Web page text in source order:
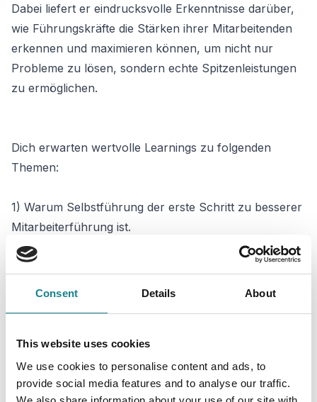
Consent Details About
This website uses cookies
We use cookies to personalise content and ads, to
provide social media features and to analyse our traffic.
Dabei liefert er eindrucksvolle Erkenntnisse darüber,
wie Führungskräfte die Stärken ihrer Mitarbeitenden
erkennen und maximieren können, um nicht nur
Probleme zu lösen, sondern echte Spitzenleistungen
zu ermöglichen.
Dich erwarten wertvolle Learnings zu folgenden
Themen:
1) Warum Selbstführung der erste Schritt zu besserer
Mitarbeiterführung ist.
2) Wie du deine Führungsstrategie an die individuellen
psychologischen Bedürfnisse deiner Mitarbeitenden
anpasst.
meisterst.
4) Warum es für den langfristigen Erfolg von Teams
entscheidend ist, negative Muster zu durchbrechen